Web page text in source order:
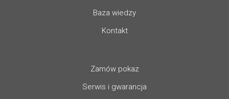
Baza wiedzy
Kontakt
Zamów pokaz
Serwis i gwarancja